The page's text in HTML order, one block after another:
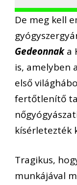
De meg kell
Gedeonnaka
is, amelyben
első
fertőtlenítő
kísérletezték
Tragikus,
munkájával